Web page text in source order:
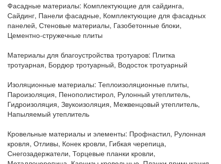
Фасадные материалы: Комплектующие для сайдинга,
Сайдинг, Панели фасадные, Комплектующие для фасадных
панелей, Стеновые материалы, Газобетонные блоки,
Цементно-стружечные плиты
Материалы для благоустройства тротуаров: Плитка
тротуарная, Бордюр тротуарный, Водосток тротуарный
Изоляционные материалы: Теплоизоляционные плиты,
Пароизоляция, Пенополистирол, Рулонный утеплитель,
Гидроизоляция, Звукоизоляция, Межвенцовый утеплитель,
Напыляемый утеплитель
Кровельные материалы и элементы: Профнастил, Рулонная
кровля, Отливы, Конек кровли, Гибкая черепица,
Снегозадержатели, Торцевые планки кровли,